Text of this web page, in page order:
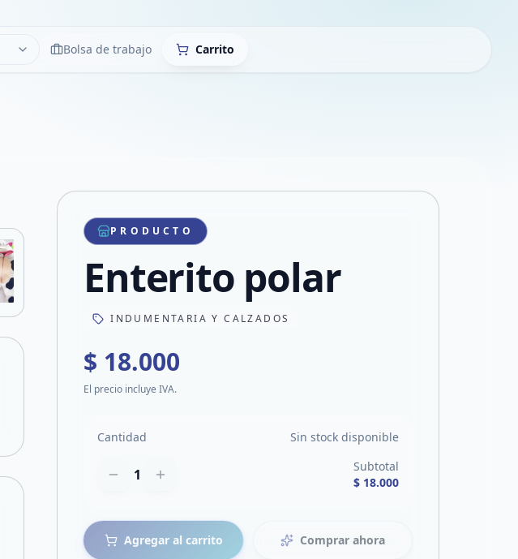
LimpiarBolsa de trabajo Carrito
Compartir producto
Compartir por WhatsApp
Compartir por mail
Compartir en Facebook
Compartir en X
PRODUCTO
Enterito polar
INDUMENTARIA Y CALZADOS
$ 18.000
El precio incluye IVA.
Cantidad Sin stock disponible
1
Subtotal
$ 18.000
Agregar al carrito Comprar ahora